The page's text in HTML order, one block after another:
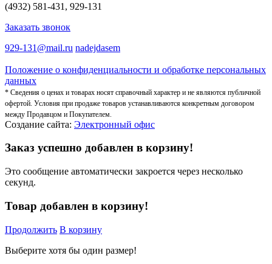
(4932) 581-431, 929-131
Заказать звонок
929-131@mail.ru nadejdasem
Положение о конфиденциальности и обработке персональных
данных
* Сведения о ценах и товарах носят справочный характер и не являются публичной
офертой. Условия при продаже товаров устанавливаются конкретным договором
между Продавцом и Покупателем.
Создание сайта: Электронный офис
Заказ успешно добавлен в корзину!
Это сообщение автоматически закроется через несколько
секунд.
Товар добавлен в корзину!
Продолжить В корзину
Выберите хотя бы один размер!